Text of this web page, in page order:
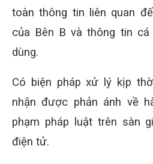
toàn thông tin liên quan
của Bên B và thông tin
dùng.
Có biện pháp xử lý kịp
nhận được phản ánh về
phạm pháp luật trên sàn
điện tử.